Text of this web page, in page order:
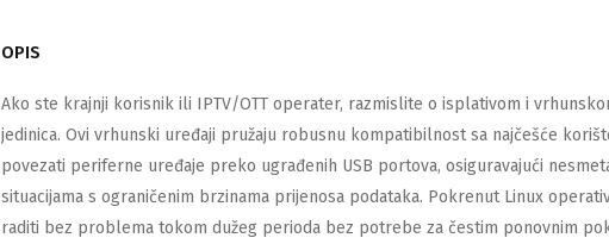
OPIS
Ako ste krajnji korisnik ili IPTV/OTT operater, razmislite o isplativom i
jedinica. Ovi vrhunski uređaji pružaju robusnu kompatibilnost sa najčešće
povezati periferne uređaje preko ugrađenih USB portova, osiguravajući
situacijama s ograničenim brzinama prijenosa podataka. Pokrenut Linux
raditi bez problema tokom dužeg perioda bez potrebe za čestim ponovnim